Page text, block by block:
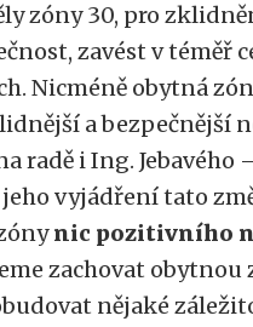
zóny 30, pro
zavést v téměř
Nicméně obytná
a bezpečnější
radě i Ing. Jebavého
vyjádření tato
nic pozitivního
zachovat obytnou
nějaké